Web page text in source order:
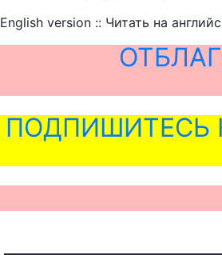
English version :: Читать на
ПОДПИШИТЕСЬ